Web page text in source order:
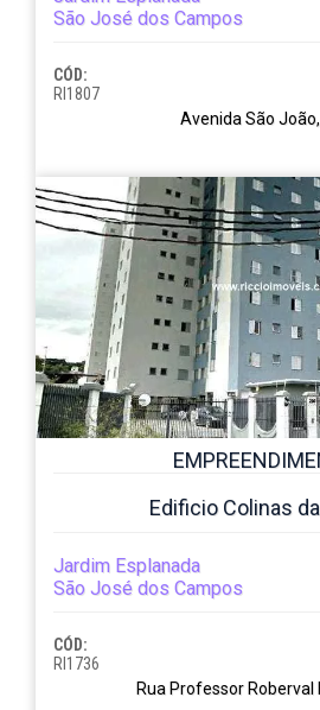
São José dos Campos
CÓD:
RI1807
Avenida São
Edificio Colinas
Jardim Esplanada
São José dos Campos
CÓD:
RI1736
Rua Professor Roberval